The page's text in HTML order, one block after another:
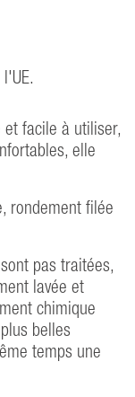
et facile à utiliser,
elle
rondement filée
pas traitées,
lavée et
chimique
belles
temps une